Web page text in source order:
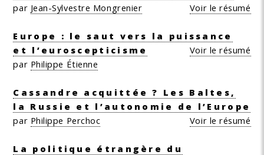
Voir le résumé
par Jean-Sylvestre Mongrenier
Europe : le saut vers la puissance
et l’euroscepticisme
Voir le résumé
par Philippe Étienne
Cassandre acquittée ? Les Baltes,
la Russie et l’autonomie de l’Europe
Voir le résumé
par Philippe Perchoc
La politique étrangère du